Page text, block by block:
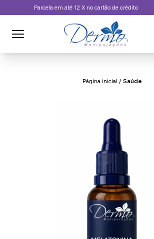
Frete Grátis, consulte as condições
Página inicial / Saúde